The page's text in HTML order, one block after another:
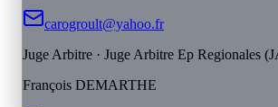
carogroult@yahoo.fr
Juge Arbitre · Juge Arbitre Ep Regionales
François DEMARTHE